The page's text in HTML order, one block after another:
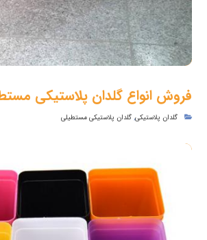
فروش انواع گلدان پلاستیکی
گلدان پلاستیکی,گلدان پلاستیکی مستطیلی